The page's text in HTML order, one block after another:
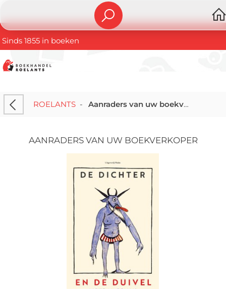
Sinds 1855 in boeken
ROELANTS- Aanraders van uw boekverkoper
AANRADERS VAN UW BOEKVERKOPER